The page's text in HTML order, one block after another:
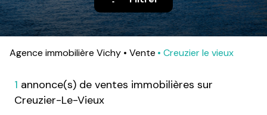
alerte
e-
mail
Agence immobilière Vichy Vente Creuzier le vieux
1 annonce(s) de ventes immobilières sur
Creuzier-Le-Vieux